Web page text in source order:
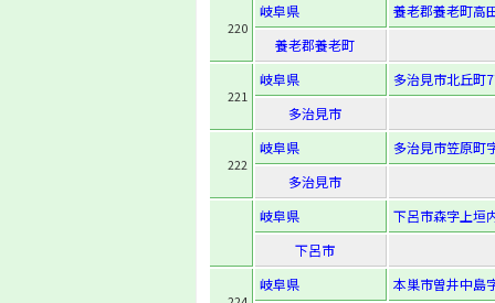
220
岐阜県
養老郡養老町高
養老郡養老町
221
岐阜県
多治見市北丘町
多治見市
222
岐阜県
多治見市笠原町
多治見市
岐阜県
下呂市森字上垣
下呂市
岐阜県 本巣市曽井中島